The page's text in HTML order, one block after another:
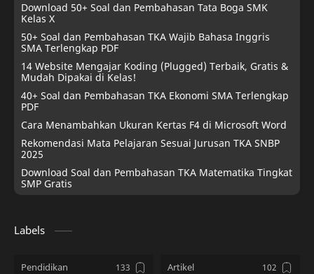
Download 50+ Soal dan Pembahasan Tata Boga SMK
Kelas X
50+ Soal dan Pembahasan TKA Wajib Bahasa Inggris
SMA Terlengkap PDF
14 Website Mengajar Koding (Plugged) Terbaik, Gratis &
Mudah Dipakai di Kelas!
40+ Soal dan Pembahasan TKA Ekonomi SMA Terlengkap
PDF
Cara Menambahkan Ukuran Kertas F4 di Microsoft Word
Rekomendasi Mata Pelajaran Sesuai Jurusan TKA SNBP
2025
Download Soal dan Pembahasan TKA Matematika Tingkat
SMP Gratis
Labels
Pendidikan Artikel